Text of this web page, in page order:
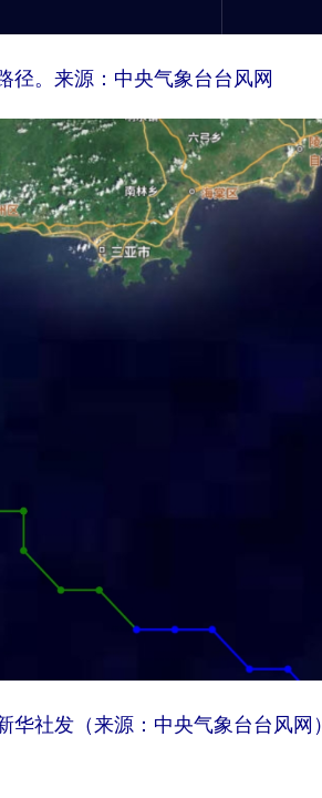
径。来源：中央气象台台风网
华社发（来源：中央气象台台风网）